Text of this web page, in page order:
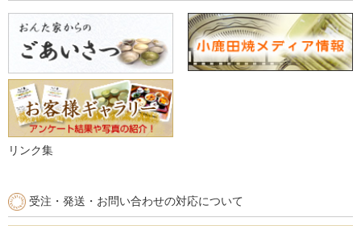
リンク集
受注・発送・お問い合わせの対応について